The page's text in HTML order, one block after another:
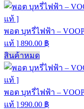
พอต บุหรี่ไฟฟ้า –
แท้ ] 890.00 ฿
สินค้าหมด
พอต บุหรี่ไฟฟ้า –
แท้ ] 990.00 ฿